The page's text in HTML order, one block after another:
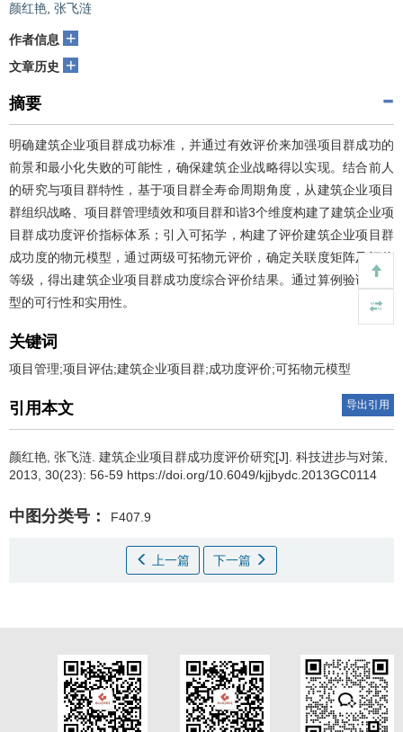
颜红艳 张飞涟
作者信息 +
文章历史 +
摘要
明确建筑企业项目群成功标准，并通过有效评价来加强项目群成功的
前景和最小化失败的可能性，确保建筑企业战略得以实现。结合前人
的研究与项目群特性，基于项目群全寿命周期角度，从建筑企业项目
群组织战略、项目群管理绩效和项目群和谐3个维度构建了建筑企业项
目群成功度评价指标体系；引入可拓学，构建了评价建筑企业项目群
成功度的物元模型，通过两级可拓物元评价，确定关联度矩阵及评价
等级，得出建筑企业项目群成功度综合评价结果。通过算例验证了模
型的可行性和实用性。
关键词
项目管理;项目评估;建筑企业项目群;成功度评价;可拓物元模型
引用本文 导出引用
颜红艳 张飞涟 建筑企业项目群成功度评价研究[J]. 科技进步与对策,
2013, 30(23): 56-59 https://doi.org/10.6049/kjjbydc.2013GC0114
中图分类号： F407.9
上一篇 下一篇